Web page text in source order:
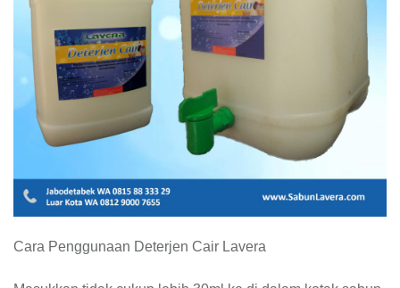
Cara Penggunaan Deterjen Cair Lavera